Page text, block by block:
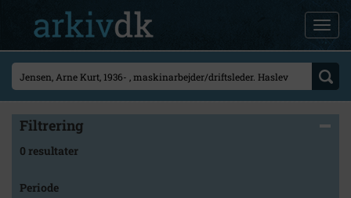
Filtrering
0 resultater
Periode